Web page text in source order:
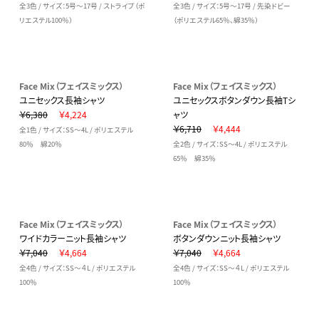
全3色 / サイズ：5号～17号 / ストライプ（ポ
リエステル100％）
全3色 / サイズ：5号～17号 / 先染ドビー
（ポリエステル65％、綿35％）
Face Mix（フェイスミックス）
ユニセックス長袖シャツ
￥6,380
￥4,224
全1色 / サイズ：SS～4L / ポリエステル
80％ 綿20％
Face Mix（フェイスミックス）
ユニセックスボタンダウン長袖Tシ
ャツ
￥6,710
￥4,444
全2色 / サイズ：SS～4L / ポリエステル
65％ 綿35％
Face Mix（フェイスミックス）
ワイドカラーニット長袖シャツ
￥7,040
￥4,664
全4色 / サイズ：SS～４L / ポリエステル
100％
Face Mix（フェイスミックス）
ボタンダウンニット長袖シャツ
￥7,040
￥4,664
全4色 / サイズ：SS～４L / ポリエステル
100％